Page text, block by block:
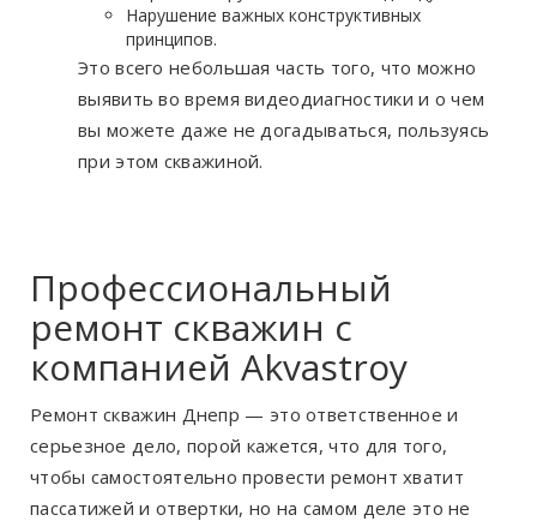
Нарушение важных конструктивных
принципов.
Это всего небольшая часть того, что можно
выявить во время видеодиагностики и о чем
вы можете даже не догадываться, пользуясь
при этом скважиной.
Профессиональный
ремонт скважин с
компанией Akvastroy
Ремонт скважин Днепр — это ответственное и
серьезное дело, порой кажется, что для того,
чтобы самостоятельно провести ремонт хватит
пассатижей и отвертки, но на самом деле это не